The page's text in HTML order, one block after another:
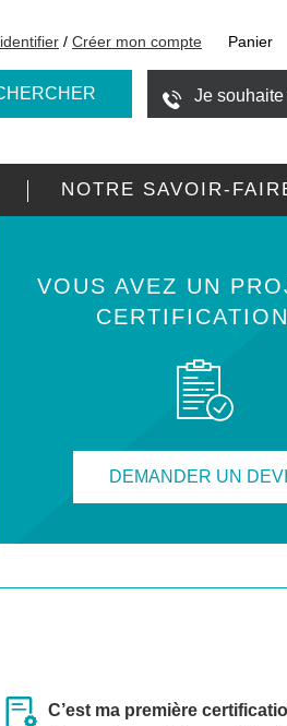
/ Créer mon compte Panier
Je
NOTRE SAVOIR-
VOUS AVEZ UN
DEMANDER UN
C’est ma première